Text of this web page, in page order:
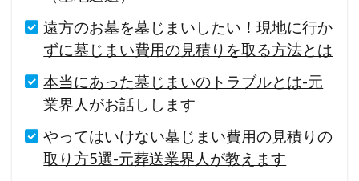
遠方のお墓を墓じまいしたい！現地に行か
ずに墓じまい費用の見積りを取る方法とは
本当にあった墓じまいのトラブルとは-元
業界人がお話しします
やってはいけない墓じまい費用の見積りの
取り方5選-元葬送業界人が教えます